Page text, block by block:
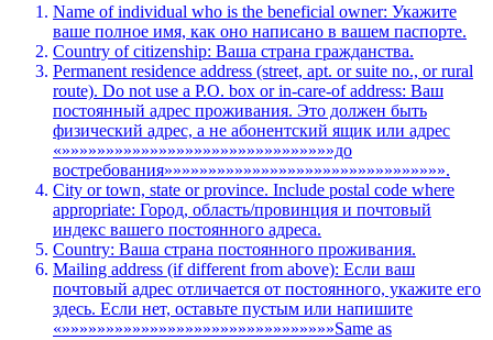
Name of individual who is the beneficial owner: Укажите
ваше полное имя, как оно написано в вашем паспорте.
Country of citizenship: Ваша страна гражданства.
Permanent residence address (street, apt. or suite no., or rural
route). Do not use a P.O. box or in-care-of address: Ваш
постоянный адрес проживания. Это должен быть
физический адрес, а не абонентский ящик или адрес
«»»»»»»»»»»»»»»»»»»»»»»»»»»»»»»»до
востребования»»»»»»»»»»»»»»»»»»»»»»»»»»»»»»»».
City or town, state or province. Include postal code where
appropriate: Город, область/провинция и почтовый
индекс вашего постоянного адреса.
Country: Ваша страна постоянного проживания.
Mailing address (if different from above): Если ваш
почтовый адрес отличается от постоянного, укажите его
здесь. Если нет, оставьте пустым или напишите
«»»»»»»»»»»»»»»»»»»»»»»»»»»»»»»»Same as